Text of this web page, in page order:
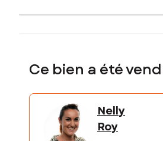
Ce bien a été
Nelly
Roy